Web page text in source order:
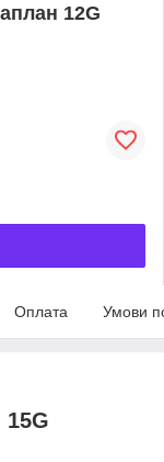
12G
Оплата Умови